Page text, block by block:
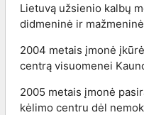
Lietuvą užsienio kalbų
didmeninė ir
2004 metais įmonė
centrą visuomenei
2005 metais įmonė
kėlimo centru dėl